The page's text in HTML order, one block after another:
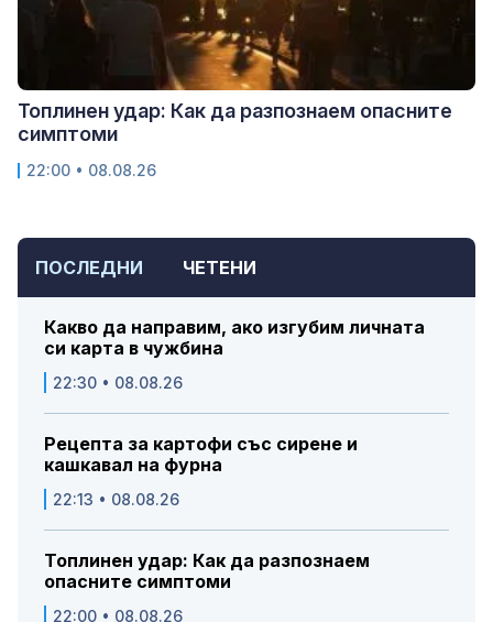
ПОСЛЕДНИ ЧЕТЕНИ
Какво да направим, ако изгубим личната
си карта в чужбина
22:30 • 08.08.26
Рецепта за картофи със сирене и
кашкавал на фурна
22:13 • 08.08.26
Топлинен удар: Как да разпознаем
опасните симптоми
22:00 • 08.08.26
Топлинен удар: Как да разпознаем опасните
симптоми
22:00 • 08.08.26